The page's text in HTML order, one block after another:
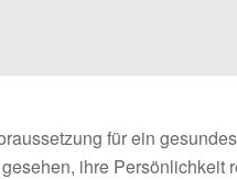
für ein
ihre